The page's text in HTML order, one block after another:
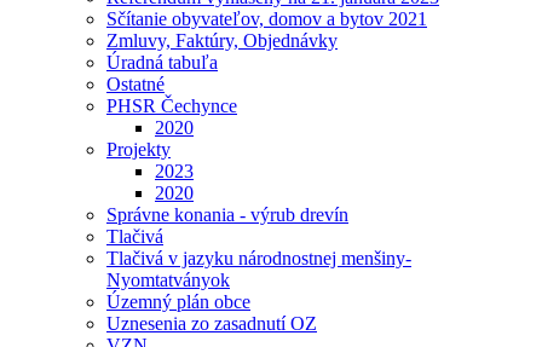
Sčítanie obyvateľov, domov a bytov 2021
Zmluvy, Faktúry, Objednávky
Úradná tabuľa
Ostatné
PHSR Čechynce
2020
Projekty
2023
2020
Správne konania - výrub drevín
Tlačivá
Tlačivá v jazyku národnostnej menšiny-
Nyomtatványok
Územný plán obce
Uznesenia zo zasadnutí OZ